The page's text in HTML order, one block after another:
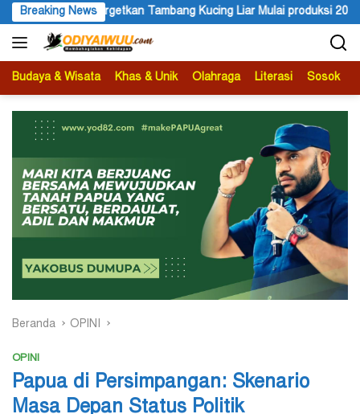
Langsung
ke
konten
Breaking News
Targetkan Tambang Kucing Liar Mulai produksi 2029, IUPK Akan
Budaya & Wisata Khas & Unik Olahraga Literasi Sosok
Beranda OPINI
OPINI
Papua di Persimpangan: Skenario
Masa Depan Status Politik